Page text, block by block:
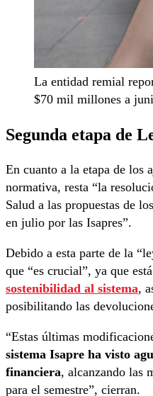
La entidad remial
$70 mil millones a
Segunda etapa de
En cuanto a la etapa de los
normativa, resta “la
Salud a las propuestas de
en julio por las Isapres”.
Debido a esta parte de la
que “es crucial”, ya que
sostenibilidad al sistema,
posibilitando las
“Estas últimas
sistema Isapre ha visto
financiera, alcanzando las
para el semestre”, cierran.